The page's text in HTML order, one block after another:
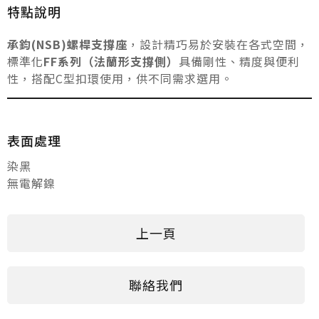
特點說明
承鈞(NSB)螺桿支撐座 ，設計精巧易於安裝在各式空間，
標準化FF系列（法蘭形支撐側） 具備剛性、精度與便利
性，搭配C型扣環使用，供不同需求選用。
表面處理
染黑
無電解鎳
上一頁
聯絡我們